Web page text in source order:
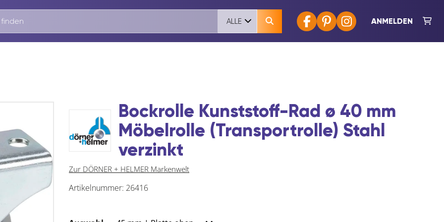
ANMELDEN
ALLE
Bockrolle Kunststoff-Rad ø 40 mm
Möbelrolle (Transportrolle) Stahl
verzinkt
Zur DÖRNER + HELMER Markenwelt
Artikelnummer: 26416